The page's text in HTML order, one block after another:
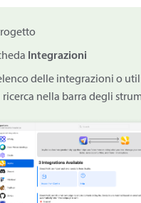
Integrazioni
delle integrazioni o
ricerca nella barra degli